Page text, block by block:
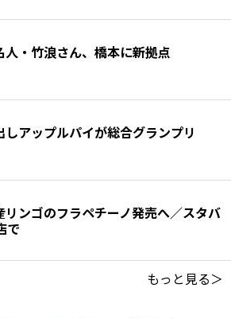
人・竹浪さん、橋本に新拠点
しアップルパイが総合グランプリ
リンゴのフラペチーノ発売へ／スタバ
で
もっと見る＞